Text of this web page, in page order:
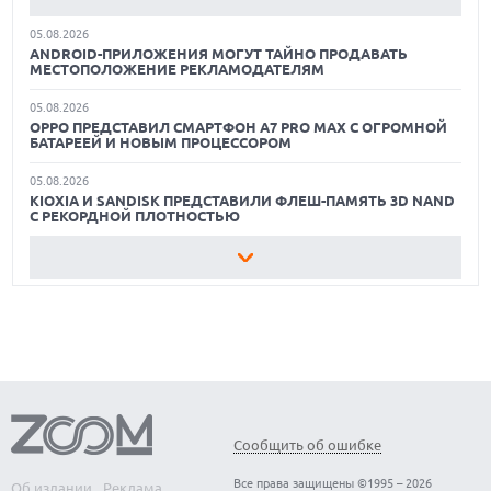
ОБЗОР ПЫЛЕСОСА DREAME Z40 AQUACYCLE PRO
КАК ПОДГОТОВИТЬ СМАРТФОН К ОТПУСКУ
05.08.2026
ANDROID-ПРИЛОЖЕНИЯ МОГУТ ТАЙНО ПРОДАВАТЬ
МЕСТОПОЛОЖЕНИЕ РЕКЛАМОДАТЕЛЯМ
05.08.2026
OPPO ПРЕДСТАВИЛ СМАРТФОН A7 PRO MAX С ОГРОМНОЙ
БАТАРЕЕЙ И НОВЫМ ПРОЦЕССОРОМ
05.08.2026
KIOXIA И SANDISK ПРЕДСТАВИЛИ ФЛЕШ-ПАМЯТЬ 3D NAND
С РЕКОРДНОЙ ПЛОТНОСТЬЮ
ANTHROPIC ЗАКЛЮЧАЕТ СОГЛАШЕНИЕ НА $10 МЛРД С
ОБЛАЧНЫМ СТАРТАПОМ VOLTA
Об издании
Реклама
Сообщить об ошибке
Все права защищены ©1995 – 2026